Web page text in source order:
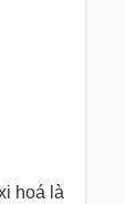
hoá là